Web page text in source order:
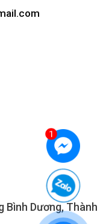
Bình Dương, Thành